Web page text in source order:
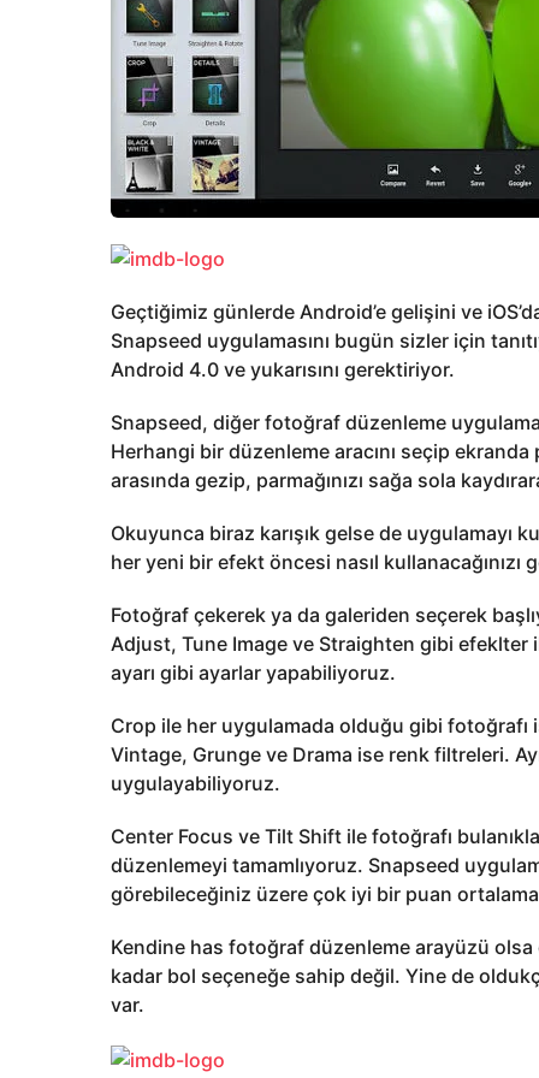
Geçtiğimiz günlerde Android’e gelişini ve
Snapseed uygulamasını bugün sizler için
Android 4.0 ve yukarısını gerektiriyor.
Snapseed, diğer fotoğraf düzenleme
Herhangi bir düzenleme aracını seçip ekranda
arasında gezip, parmağınızı sağa sola
Okuyunca biraz karışık gelse de uygulamayı
her yeni bir efekt öncesi nasıl kullanacağınızı
Fotoğraf çekerek ya da galeriden seçerek
Adjust, Tune Image ve Straighten gibi
ayarı gibi ayarlar yapabiliyoruz.
Crop ile her uygulamada olduğu gibi
Vintage, Grunge ve Drama ise renk filtreleri.
uygulayabiliyoruz.
Center Focus ve Tilt Shift ile fotoğrafı
düzenlemeyi tamamlıyoruz. Snapseed
görebileceğiniz üzere çok iyi bir puan
Kendine has fotoğraf düzenleme arayüzü olsa
kadar bol seçeneğe sahip değil. Yine de
var.